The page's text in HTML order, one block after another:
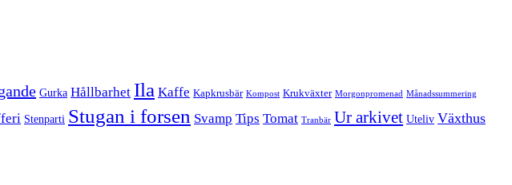
Gurka Hållbarhet Ila Kaffe Kapkrusbär Kompost Krukväxter Morgonpromenad Månadssummering
Stenparti Stugan i forsen Svamp Tips Tomat Tranbär Ur arkivet Uteliv Växthus